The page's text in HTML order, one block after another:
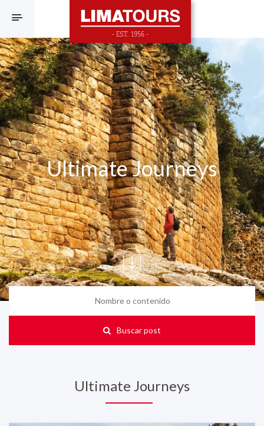
F
Ultimate Journeys
Buscar post
Ultimate Journeys